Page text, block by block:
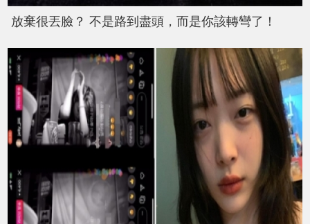
放棄很丟臉？ 不是路到盡頭，而是你該轉彎了！